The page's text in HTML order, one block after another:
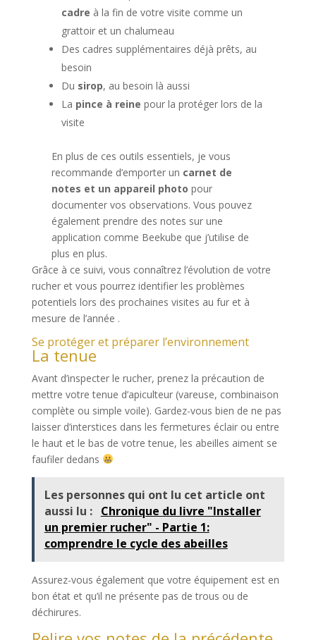
cadre à la fin de votre visite comme un
grattoir et un chalumeau
Des cadres supplémentaires déjà prêts, au
besoin
Du sirop, au besoin là aussi
La pince à reine pour la protéger lors de la
visite
En plus de ces outils essentiels, je vous
recommande d’emporter un carnet de
notes et un appareil photo pour
documenter vos observations. Vous pouvez
également prendre des notes sur une
application comme Beekube que j’utilise de
plus en plus.
Grâce à ce suivi, vous connaîtrez l’évolution de votre
rucher et vous pourrez identifier les problèmes
potentiels lors des prochaines visites au fur et à
mesure de l’année .
Se protéger et préparer l’environnement
La tenue
Avant d’inspecter le rucher, prenez la précaution de
mettre votre tenue d’apiculteur (vareuse, combinaison
complète ou simple voile). Gardez-vous bien de ne pas
laisser d’interstices dans les fermetures éclair ou entre
le haut et le bas de votre tenue, les abeilles aiment se
faufiler dedans
Les personnes qui ont lu cet article ont
aussi lu : Chronique du livre "Installer
un premier rucher" - Partie 1:
comprendre le cycle des abeilles
Assurez-vous également que votre équipement est en
bon état et qu’il ne présente pas de trous ou de
déchirures.